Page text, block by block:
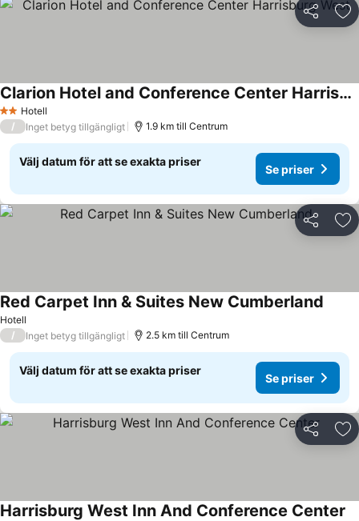
Dela
2 Stjärnor
Hotell
Clarion Hotel and Conference Center Harrisburg West
/ Inget betyg tillgängligt 1.9 km till Centrum
Välj datum för att se exakta priser
Se priser
Dela
Hotell
Red Carpet Inn & Suites New Cumberland
/ Inget betyg tillgängligt 2.5 km till Centrum
Välj datum för att se exakta priser
Se priser
Dela
Harrisburg West Inn And Conference Center